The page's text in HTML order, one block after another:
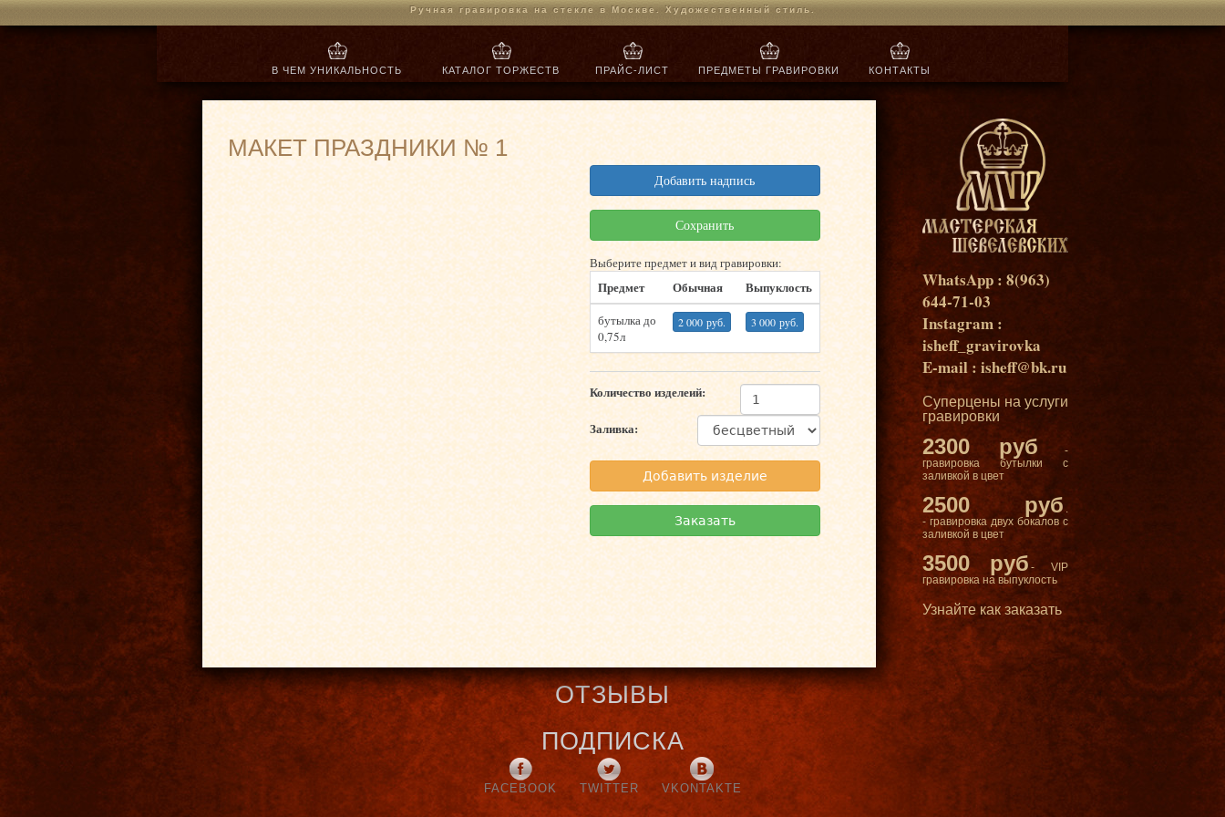
Jump to navigation
Ручная гравировка на стекле в Москве. Художественный стиль.
В ЧЕМ УНИКАЛЬНОСТЬ КАТАЛОГ ТОРЖЕСТВ ПРАЙС-ЛИСТ ПРЕДМЕТЫ ГРАВИРОВКИ КОНТАКТЫ
WhatsApp : 8(963)
644-71-03
Instagram :
isheff_gravirovka
E-mail : isheff@bk.ru
Суперцены на услуги
гравировки
2300 руб
-
гравировка бутылки с
заливкой в цвет
2500 руб .
- гравировка двух бокалов с
заливкой в цвет
3500 руб - VIP
гравировка на выпуклость
Узнайте как заказать
МАКЕТ ПРАЗДНИКИ № 1
Добавить надпись
Сохранить
Выберите предмет и вид гравировки:
Предмет Обычная Выпуклость
бутылка до
0,75л
2 000 руб. 3 000 руб.
Количество изделеий:
Заливка:
Добавить изделие
Заказать
ОТЗЫВЫ
ПОДПИСКА
FACEBOOK TWITTER VKONTAKTE